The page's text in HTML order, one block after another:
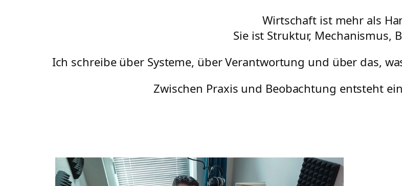
Wirtschaft ist mehr als
Sie ist Struktur, Mechanismus,
Ich schreibe über Systeme, über Verantwortung und über das,
Zwischen Praxis und Beobachtung entsteht